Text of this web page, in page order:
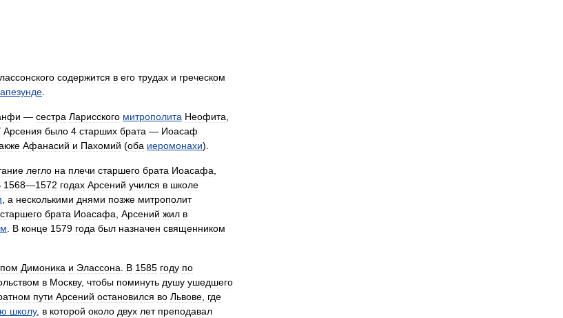
содержится в его трудах и греческом
— сестра Ларисского митрополита Неофита
Арсения было 4 старших брата — Иоасаф
Афанасий и Пахомий (оба иеромонахи).
легло на плечи старшего брата Иоасафа
1568—1572 годах Арсений учился в школе
а несколькими днями позже митрополит
старшего брата Иоасафа Арсений жил в
В конце 1579 года был назначен священником
Димоника и Элассона В 1585 году по
в Москву, чтобы поминуть душу ушедшего
пути Арсений остановился во Львове где
школу, в которой около двух лет преподавал